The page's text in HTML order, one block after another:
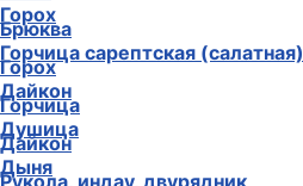
Горох
Горчица сарептская (салатная)
Дайкон
Душица
Дыня
Брюква
Горох
Горчица
Дайкон
Рукола, индау, двурядник